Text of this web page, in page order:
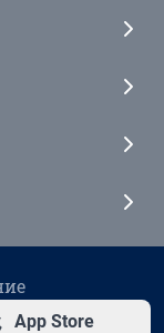
App Store